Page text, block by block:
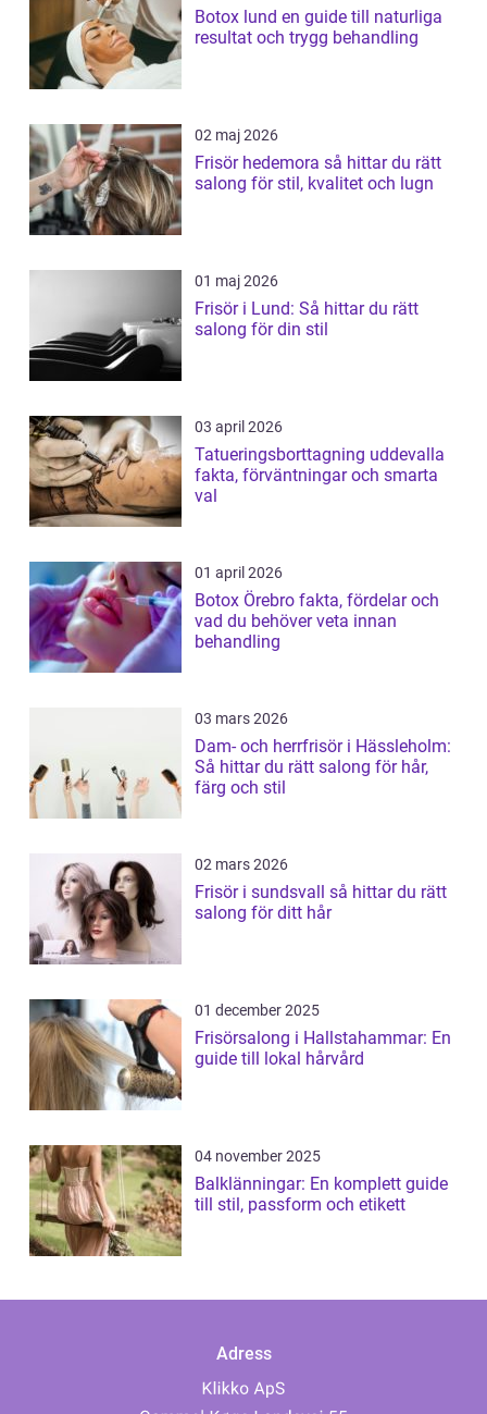
Botox lund en guide till naturliga
resultat och trygg behandling
02 maj 2026
Frisör hedemora så hittar du rätt
salong för stil, kvalitet och lugn
01 maj 2026
Frisör i Lund: Så hittar du rätt
salong för din stil
03 april 2026
Tatueringsborttagning uddevalla
fakta, förväntningar och smarta
val
01 april 2026
Botox Örebro fakta, fördelar och
vad du behöver veta innan
behandling
03 mars 2026
Dam- och herrfrisör i Hässleholm:
Så hittar du rätt salong för hår,
färg och stil
02 mars 2026
Frisör i sundsvall så hittar du rätt
salong för ditt hår
01 december 2025
Frisörsalong i Hallstahammar: En
guide till lokal hårvård
04 november 2025
Balklänningar: En komplett guide
till stil, passform och etikett
Adress